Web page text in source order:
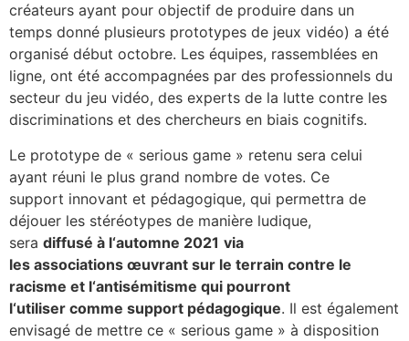
créateurs ayant pour objectif de produire dans un
temps donné plusieurs prototypes de jeux vidéo) a été
organisé début octobre. Les équipes, rassemblées en
ligne, ont été accompagnées par des professionnels du
secteur du jeu vidéo, des experts de la lutte contre les
discriminations et des chercheurs en biais cognitifs.
Le prototype de « serious game » retenu sera celui
ayant réuni le plus grand nombre de votes. Ce
support innovant et pédagogique, qui permettra de
déjouer les stéréotypes de manière ludique,
sera diffusé à l‘automne 2021 via
les associations œuvrant sur le terrain contre le
racisme et l‘antisémitisme qui pourront
l‘utiliser comme support pédagogique. Il est également
envisagé de mettre ce « serious game » à disposition